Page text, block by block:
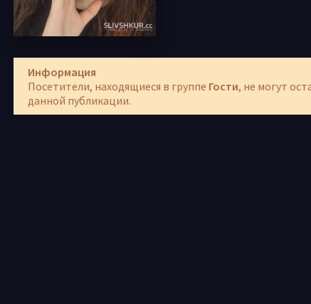
Информация
Посетители, находящиеся в группе Гости, не могут
данной публикации.